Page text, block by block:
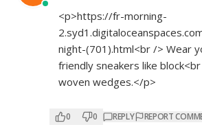
<p>https://fr-morning-
night-(701).html<br /> Wear
friendly sneakers like
woven wedges.</p>
0 0 REPLY REPORT